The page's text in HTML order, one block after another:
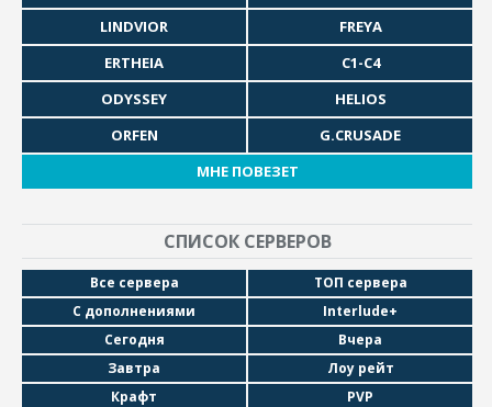
LINDVIOR
FREYA
ERTHEIA
C1-C4
ODYSSEY
HELIOS
ORFEN
G.CRUSADE
МНЕ ПОВЕЗЕТ
СПИСОК СЕРВЕРОВ
Все сервера
ТОП сервера
С дополнениями
Interlude+
Сегодня
Вчера
Завтра
Лоу рейт
Крафт
PVP